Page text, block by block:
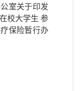
室关于印发
校大学生 参
保险暂行办